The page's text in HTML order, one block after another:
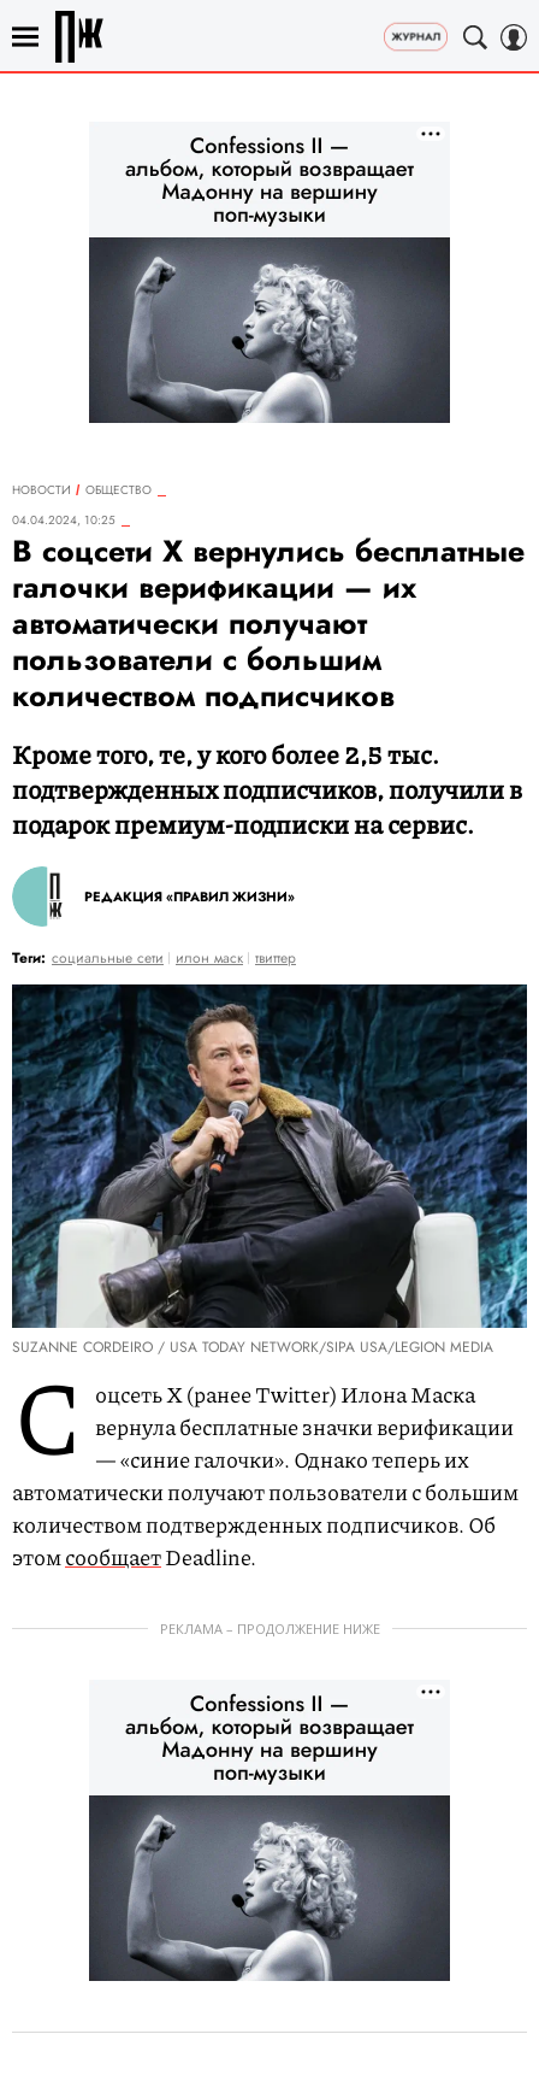
НОВОСТИ
ОБЩЕСТВО
04.04.2024, 10:25
В соцсети X вернулись бесплатные
галочки верификации — их
автоматически получают
пользователи с большим
количеством подписчиков
Кроме того, те, у кого более 2,5 тыс.
подтвержденных подписчиков, получили в
подарок премиум-подписки на сервис.
РЕДАКЦИЯ «ПРАВИЛ ЖИЗНИ»
Теги: социальные сети илон маск твиттер
SUZANNE CORDEIRO / USA TODAY NETWORK/SIPA USA/LEGION MEDIA
С
оцсеть X (ранее Twitter) Илона Маска
вернула бесплатные значки верификации
— «синие галочки». Однако теперь их
автоматически получают пользователи с большим
количеством подтвержденных подписчиков. Об
этомсообщаетDeadline.
РЕКЛАМА – ПРОДОЛЖЕНИЕ НИЖЕ